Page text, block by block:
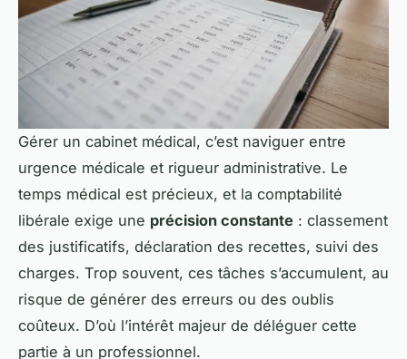
Gérer un cabinet médical, c’est naviguer entre
urgence médicale et rigueur administrative. Le
temps médical est précieux, et la comptabilité
libérale exige une précision constante : classement
des justificatifs, déclaration des recettes, suivi des
charges. Trop souvent, ces tâches s’accumulent, au
risque de générer des erreurs ou des oublis
coûteux. D’où l’intérêt majeur de déléguer cette
partie à un professionnel.